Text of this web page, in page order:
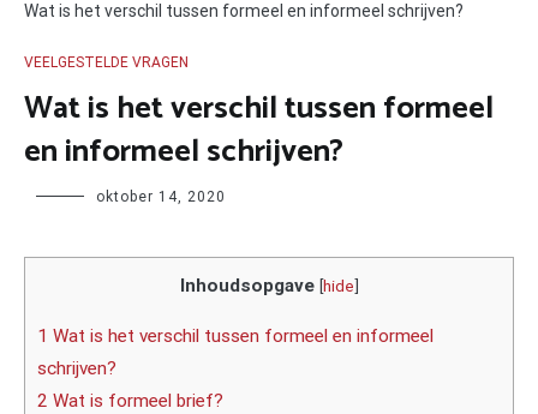
Wat is het verschil tussen formeel en informeel schrijven?
VEELGESTELDE VRAGEN
Wat is het verschil tussen formeel
en informeel schrijven?
Author oktober 14, 2020
Inhoudsopgave [hide]
1 Wat is het verschil tussen formeel en informeel
schrijven?
2 Wat is formeel brief?